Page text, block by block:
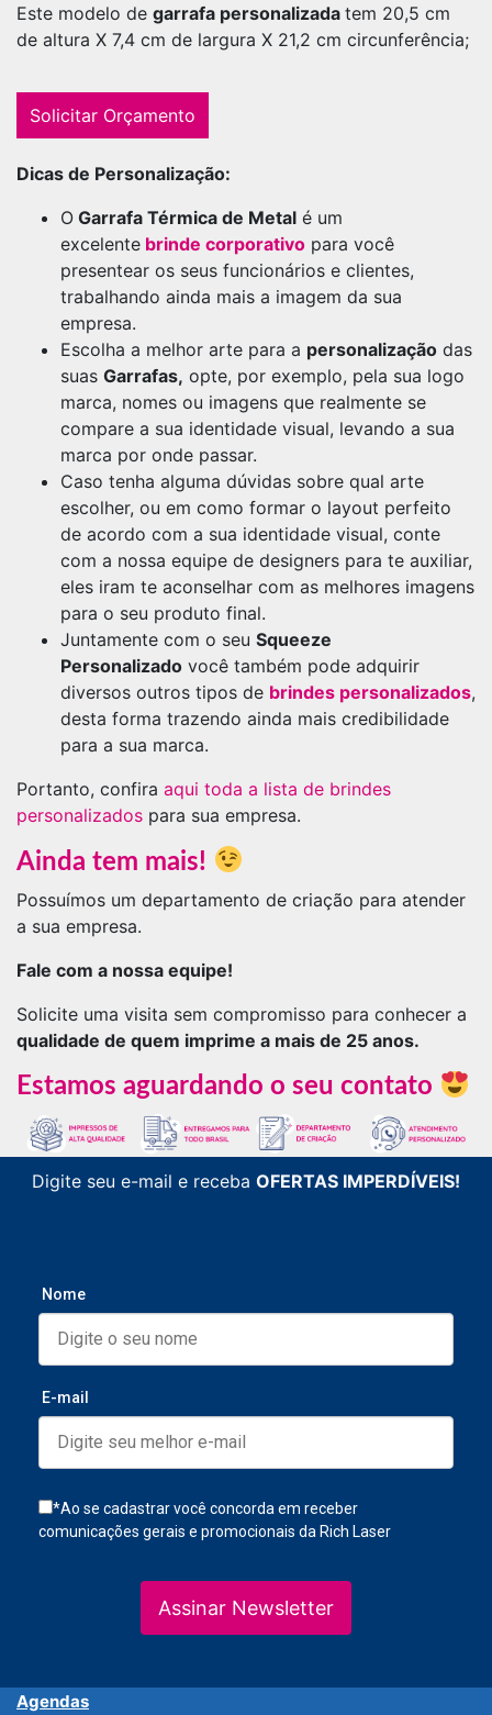
Este modelo de garrafa personalizada tem 20,5 cm
de altura X 7,4 cm de largura X 21,2 cm circunferência;
Solicitar Orçamento
Dicas de Personalização:
O Garrafa Térmica de Metal é um
excelente brinde corporativo para você
presentear os seus funcionários e clientes,
trabalhando ainda mais a imagem da sua
empresa.
Escolha a melhor arte para a personalização das
suas Garrafas, opte, por exemplo, pela sua logo
marca, nomes ou imagens que realmente se
compare a sua identidade visual, levando a sua
marca por onde passar.
Caso tenha alguma dúvidas sobre qual arte
escolher, ou em como formar o layout perfeito
de acordo com a sua identidade visual, conte
com a nossa equipe de designers para te auxiliar,
eles iram te aconselhar com as melhores imagens
para o seu produto final.
Juntamente com o seu Squeeze
Personalizado você também pode adquirir
diversos outros tipos de brindes personalizados,
desta forma trazendo ainda mais credibilidade
para a sua marca.
Portanto, confira aqui toda a lista de brindes
personalizados para sua empresa.
Ainda tem mais!
Possuímos um departamento de criação para atender
a sua empresa.
Fale com a nossa equipe!
Solicite uma visita sem compromisso para conhecer a
qualidade de quem imprime a mais de 25 anos.
Estamos aguardando o seu contato
Digite seu e-mail e receba OFERTAS IMPERDÍVEIS!
Nome
E-mail
*Ao se cadastrar você concorda em receber
comunicações gerais e promocionais da Rich Laser
Assinar Newsletter
Agendas